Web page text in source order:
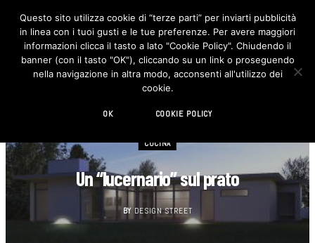
F
c
e
b
o
I
n
s
t
CUCINA
Un “lucernario” sul prato
BY DESIGN STREET
Questo sito utilizza cookie di “terze parti” per inviarti pubblicità
in linea con i tuoi gusti e le tue preferenze. Per avere maggiori
informazioni clicca il tasto a lato "Cookie Policy". Chiudendo il
banner (con il tasto "OK"), cliccando su un link o proseguendo
nella navigazione in altra modo, acconsenti all'utilizzo dei
cookie.
OK COOKIE POLICY